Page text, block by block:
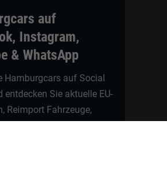
auf
Instagram,
& WhatsApp
Hamburgcars auf Social
entdecken Sie aktuelle EU-
Reimport Fahrzeuge,